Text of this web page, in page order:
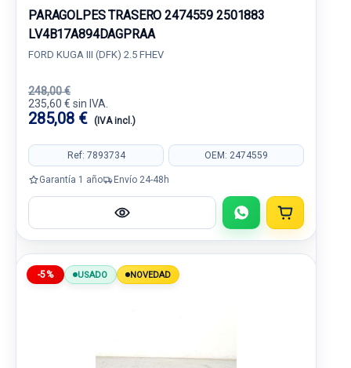
PARAGOLPES TRASERO 2474559 2501883
LV4B17A894DAGPRAA
FORD KUGA III (DFK) 2.5 FHEV
248,00 €
235,60 € sin IVA.
285,08 € (IVA incl.)
Ref: 7893734 OEM: 2474559
Garantía 1 año Envío 24-48h
-5% USADO NOVEDAD